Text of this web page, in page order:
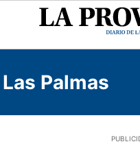
Provincia
Palmas